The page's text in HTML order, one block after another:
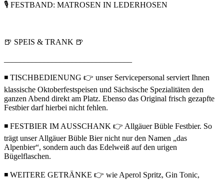
🎙️ FESTBAND: MATROSEN IN LEDERHOSEN
🍺 SPEIS & TRANK 🍺
◾ TISCHBEDIENUNG 👉 unser Servicepersonal serviert Ihnen
klassische Oktoberfestspeisen und Sächsische Spezialitäten den
ganzen Abend direkt am Platz. Ebenso das Original frisch gezapfte
Festbier darf hierbei nicht fehlen.
◾ FESTBIER IM AUSSCHANK 👉 Allgäuer Büble Festbier. So
trägt unser Allgäuer Büble Bier nicht nur den Namen „das
Alpenbier“, sondern auch das Edelweiß auf den urigen
Bügelflaschen.
◾ WEITERE GETRÄNKE 👉 wie Aperol Spritz, Gin Tonic,